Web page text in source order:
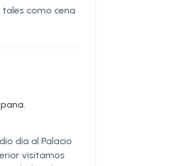
como cena
día al Palacio
visitamos